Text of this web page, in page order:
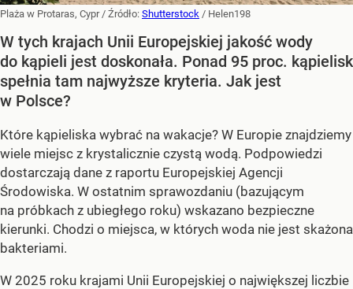
Plaża w Protaras, Cypr / Źródło: Shutterstock / Helen198
W tych krajach Unii Europejskiej jakość wody
do kąpieli jest doskonała. Ponad 95 proc. kąpielisk
spełnia tam najwyższe kryteria. Jak jest
w Polsce?
Które kąpieliska wybrać na wakacje? W Europie znajdziemy
wiele miejsc z krystalicznie czystą wodą. Podpowiedzi
dostarczają dane z raportu Europejskiej Agencji
Środowiska. W ostatnim sprawozdaniu (bazującym
na próbkach z ubiegłego roku) wskazano bezpieczne
kierunki. Chodzi o miejsca, w których woda nie jest skażona
bakteriami.
W 2025 roku krajami Unii Europejskiej o największej liczbie